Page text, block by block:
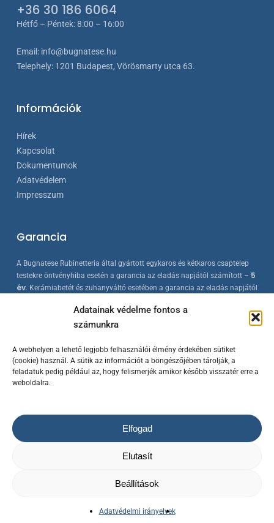
Adatainak védelme fontos a
számunkra
A webhelyen a lehető legjobb felhasználói élmény érdekében sütiket
(cookie) használ. A sütik az információt a böngészőjében tárolják, a
feladatuk pedig például az, hogy felismerjék amikor később visszatér erre a
weboldalra.
Elfogad
Elutasít
Beállítások
Adatvédelmi irányelvek
+36 30 186 6064
Hétfő – Péntek: 8:00 – 16:00
Email: info@bugnatese.hu
Telephely: 1201 Budapest, Vörösmarty utca 63.
Információk
Hírek
Kapcsolat
Dokumentumok
Adatvédelem
Impresszum
Garancia
A Bugnatese Rubinetteria által gyártott egykaros és kétkaros csaptelep
testekre öntvényhiba esetén a garancia az eladás napjától számított – 5
év. Kerámiabetét és zuhanyváltó esetében a garancia az eladás napjától
szabványokkal összhangban készülnek, folyamatos minőség-ellenőrzés
© 2023 Bugnatese Hungary Kft.– bugnatese.hu/ Készítette aRowww
/ Minden jog fenntartva!
illusztrációk.